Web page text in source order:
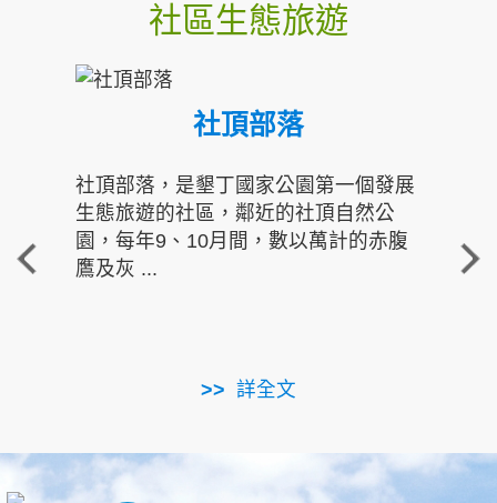
社區生態旅遊
社頂部落
社頂部落，是墾丁國家公園第一個發展
生態旅遊的社區，鄰近的社頂自然公
園，每年9、10月間，數以萬計的赤腹
鷹及灰 ...
詳全文
重
走進